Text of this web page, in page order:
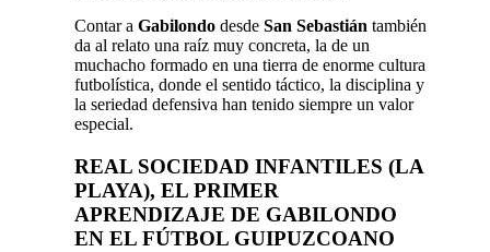
Contar a Gabilondo desde San Sebastián también
da al relato una raíz muy concreta, la de un
muchacho formado en una tierra de enorme cultura
futbolística, donde el sentido táctico, la disciplina y
la seriedad defensiva han tenido siempre un valor
especial.
REAL SOCIEDAD INFANTILES (LA
PLAYA), EL PRIMER
APRENDIZAJE DE GABILONDO
EN EL FÚTBOL GUIPUZCOANO